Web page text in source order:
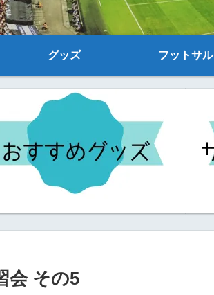
グッズ フットサル
会 その5